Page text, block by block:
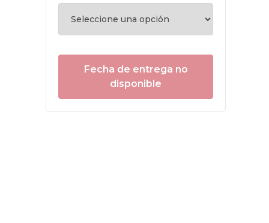
Fecha de entrega no
disponible